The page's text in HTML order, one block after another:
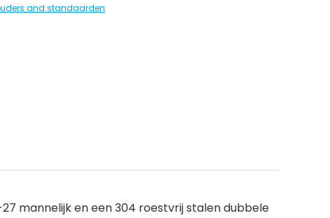
and standaarden
mannelijk en een 304 roestvrij stalen dubbele